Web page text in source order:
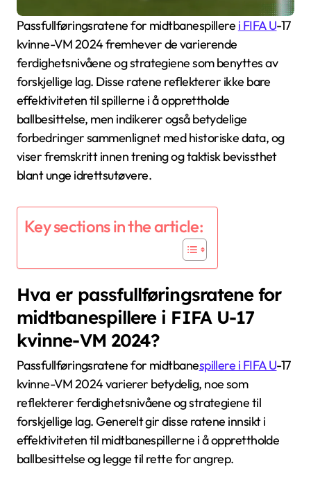
Passfullføringsratene for midtbanespillere i FIFA U-17
kvinne-VM 2024 fremhever de varierende
ferdighetsnivåene og strategiene som benyttes av
forskjellige lag. Disse ratene reflekterer ikke bare
effektiviteten til spillerne i å opprettholde
ballbesittelse, men indikerer også betydelige
forbedringer sammenlignet med historiske data, og
viser fremskritt innen trening og taktisk bevissthet
blant unge idrettsutøvere.
Key sections in the article:
Hva er passfullføringsratene for
midtbanespillere i FIFA U-17
kvinne-VM 2024?
Passfullføringsratene for midtbanespillere i FIFA U-17
kvinne-VM 2024 varierer betydelig, noe som
reflekterer ferdighetsnivåene og strategiene til
forskjellige lag. Generelt gir disse ratene innsikt i
effektiviteten til midtbanespillerne i å opprettholde
ballbesittelse og legge til rette for angrep.